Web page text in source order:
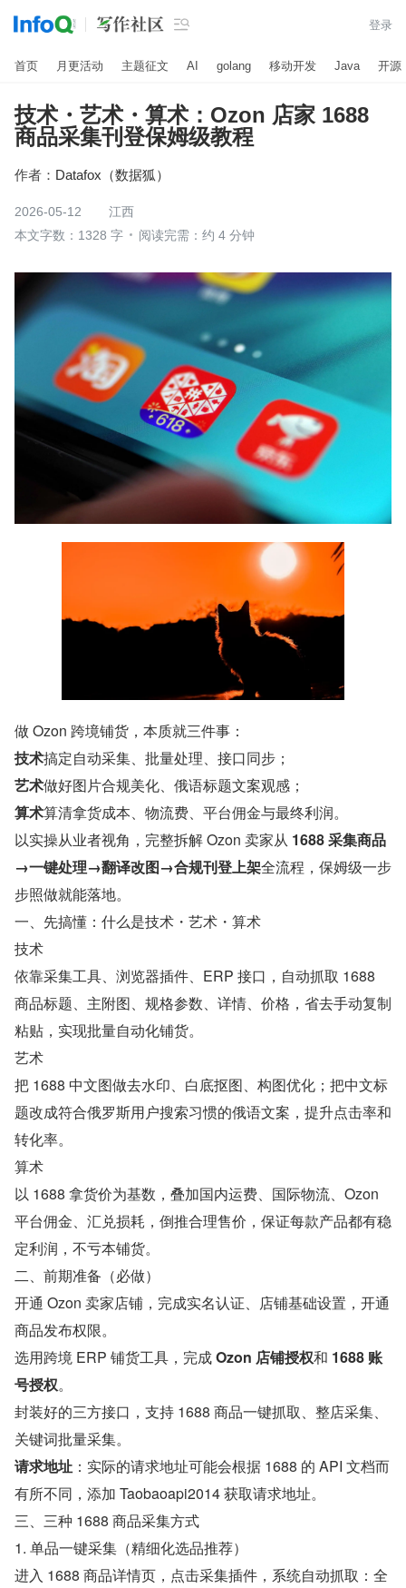
 登录
首页 月更活动 主题征文 AI golang 移动开发 Java 开源
技术・艺术・算术：Ozon 店家 1688
商品采集刊登保姆级教程
作者： Datafox（数据狐）
2026-05-12
江西
本文字数：1328 字
阅读完需：约 4 分钟
做 Ozon 跨境铺货，本质就三件事：
技术搞定自动采集、批量处理、接口同步；
艺术做好图片合规美化、俄语标题文案观感；
算术算清拿货成本、物流费、平台佣金与最终利润。
以实操从业者视角，完整拆解 Ozon 卖家从 1688 采集商品
→一键处理→翻译改图→合规刊登上架全流程，保姆级一步
步照做就能落地。
一、先搞懂：什么是技术・艺术・算术
技术
依靠采集工具、浏览器插件、ERP 接口，自动抓取 1688
商品标题、主附图、规格参数、详情、价格，省去手动复制
粘贴，实现批量自动化铺货。
艺术
把 1688 中文图做去水印、白底抠图、构图优化；把中文标
题改成符合俄罗斯用户搜索习惯的俄语文案，提升点击率和
转化率。
算术
以 1688 拿货价为基数，叠加国内运费、国际物流、Ozon
平台佣金、汇兑损耗，倒推合理售价，保证每款产品都有稳
定利润，不亏本铺货。
二、前期准备（必做）
开通 Ozon 卖家店铺，完成实名认证、店铺基础设置，开通
商品发布权限。
选用跨境 ERP 铺货工具，完成 Ozon 店铺授权和 1688 账
号授权。
封装好的三方接口，支持 1688 商品一键抓取、整店采集、
关键词批量采集。
请求地址 ：实际的请求地址可能会根据 1688 的 API 文档而
有所不同，添加 Taobaoapi2014 获取请求地址。
三、三种 1688 商品采集方式
1. 单品一键采集（精细化选品推荐）
进入 1688 商品详情页，点击采集插件，系统自动抓取：全